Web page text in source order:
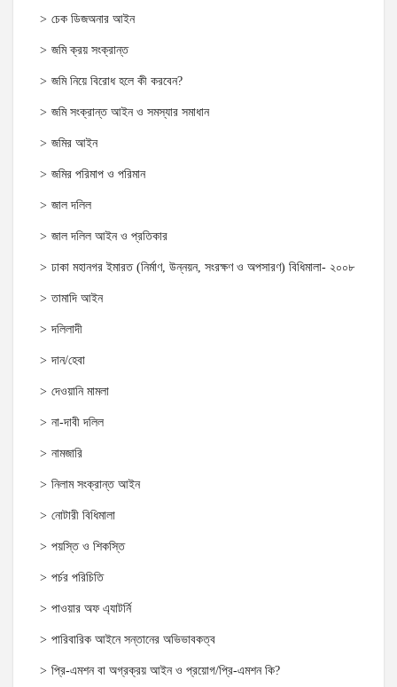
চেক ডিজঅনার আইন
জমি ক্রয় সংক্রান্ত
জমি নিয়ে বিরোধ হলে কী করবেন?
জমি সংক্রান্ত আইন ও সমস্যার সমাধান
জমির আইন
জমির পরিমাপ ও পরিমান
জাল দলিল
জাল দলিল আইন ও প্রতিকার
ঢাকা মহানগর ইমারত (নির্মাণ, উন্নয়ন, সংরক্ষণ ও অপসারণ) বিধিমালা- ২০০৮
তামাদি আইন
দলিলাদী
দান/হেবা
দেওয়ানি মামলা
না-দাবী দলিল
নামজারি
নিলাম সংক্রান্ত আইন
নোটারী বিধিমালা
পয়স্তি ও শিকস্তি
পর্চর পরিচিতি
পাওয়ার অফ এ্যাটর্নি
পারিবারিক আইনে সন্তানের অভিভাবকত্ব
প্রি-এমশন বা অগ্রক্রয় আইন ও প্রয়োগ/প্রি-এমশন কি?